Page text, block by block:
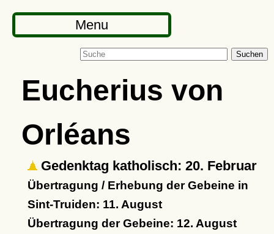
Menu
Suchen
Eucherius von
Orléans
Gedenktag katholisch: 20. Februar
Übertragung / Erhebung der Gebeine in
Sint-Truiden: 11. August
Übertragung der Gebeine: 12. August